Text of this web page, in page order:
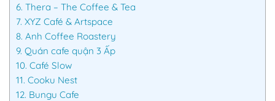
6. Thera – The Coffee & Tea
7. XYZ Café & Artspace
8. Anh Coffee Roastery
9. Quán cafe quận 3 Ấp
10. Café Slow
11. Cooku Nest
12. Bungu Cafe